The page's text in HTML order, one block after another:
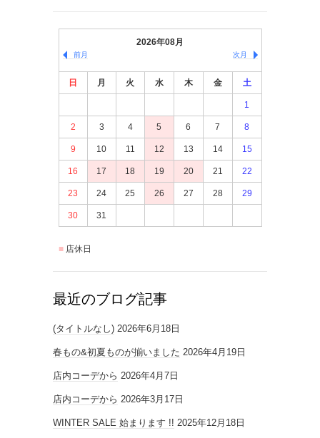
2026年08月
前月 次月
日 月 火 水 木 金 土
1
2 3 4 5 6 7 8
9 10 11 12 13 14 15
16 17 18 19 20 21 22
23 24 25 26 27 28 29
30 31
店休日
最近のブログ記事
(タイトルなし) 2026年6月18日
春もの&初夏ものが揃いました 2026年4月19日
店内コーデから 2026年4月7日
店内コーデから 2026年3月17日
WINTER SALE 始まります !! 2025年12月18日